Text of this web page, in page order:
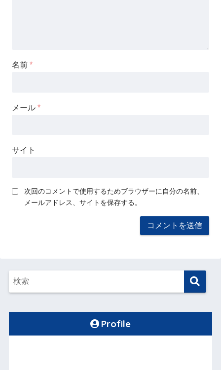
名前 *
メール *
サイト
次回のコメントで使用するためブラウザーに自分の名前、
メールアドレス、サイトを保存する。
Profile